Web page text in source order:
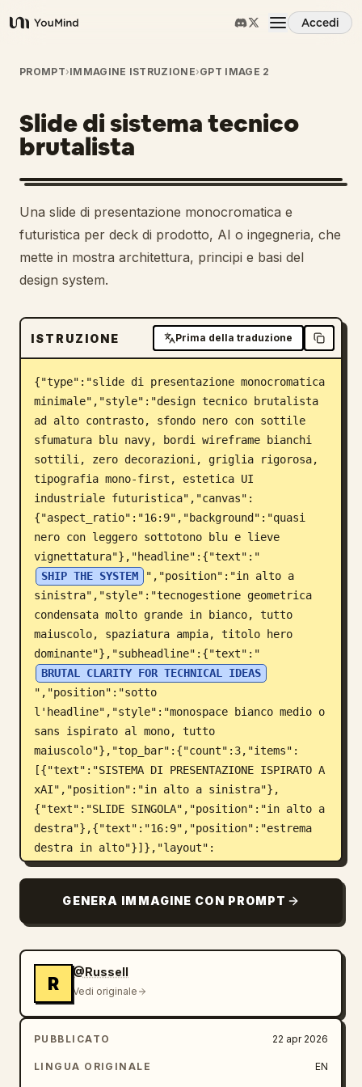
YouMind
Accedi
Panoramica
Casi d'uso
Abilità
Prompt
Prezzi
Scarica
Blog
Aggiornamenti
PROMPT›IMMAGINE ISTRUZIONE›GPT IMAGE 2
Slide di sistema tecnico
brutalista
Una slide di presentazione monocromatica e
futuristica per deck di prodotto, AI o ingegneria, che
mette in mostra architettura, principi e basi del
design system.
ISTRUZIONE Prima della traduzione
{"type":"slide di presentazione monocromatica
minimale","style":"design tecnico brutalista
ad alto contrasto, sfondo nero con sottile
sfumatura blu navy, bordi wireframe bianchi
sottili, zero decorazioni, griglia rigorosa,
tipografia mono-first, estetica UI
industriale futuristica","canvas":
{"aspect_ratio":"16:9","background":"quasi
nero con leggero sottotono blu e lieve
vignettatura"},"headline":{"text":"
SHIP THE SYSTEM
","position":"in alto a
sinistra","style":"tecnogestione geometrica
condensata molto grande in bianco, tutto
maiuscolo, spaziatura ampia, titolo hero
dominante"},"subheadline":{"text":"
BRUTAL CLARITY FOR TECHNICAL IDEAS
","position":"sotto
l'headline","style":"monospace bianco medio o
sans ispirato al mono, tutto
maiuscolo"},"top_bar":{"count":3,"items":
[{"text":"SISTEMA DI PRESENTAZIONE ISPIRATO A
xAI","position":"in alto a sinistra"},
{"text":"SLIDE SINGOLA","position":"in alto a
destra"},{"text":"16:9","position":"estrema
destra in alto"}]},"layout":
{"outer_frame":true,"sections":
sinistra","position":"colonna
sinistra","count":4,"labels":["[01] BIANCO SU
DECORAZIONI","[04] MONO FIRST"]},
{"title":"ARCHITETTURA DI
SISTEMA","position":"pannello centrale
grande","count":5,"labels":["ACQUISIZIONE
DATI","LIVELLO
MODELLO","MEMORIA","DISTRIBUZIONE","OSSERVABI
GENERA IMMAGINE CON PROMPT
R
@Russell
Vedi originale
PUBBLICATO 22 apr 2026
LINGUA ORIGINALE EN